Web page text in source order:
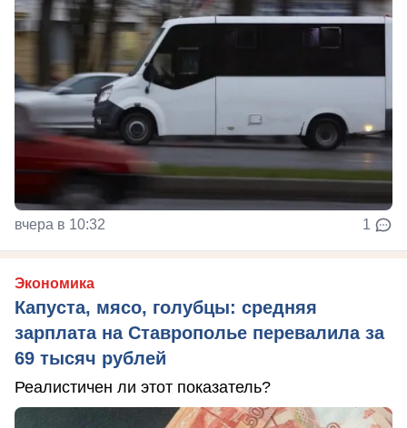
вчера в 10:32 1
Экономика
Капуста, мясо, голубцы: средняя
зарплата на Ставрополье перевалила за
69 тысяч рублей
Реалистичен ли этот показатель?